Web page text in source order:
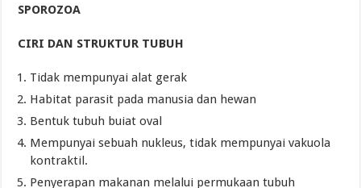
SPOROZOA
CIRI DAN STRUKTUR TUBUH
Tidak mempunyai alat gerak
Habitat parasit pada manusia dan hewan
Bentuk tubuh buiat oval
Mempunyai sebuah nukleus, tidak mempunyai vakuola
kontraktil.
Penyerapan makanan melalui permukaan tubuh